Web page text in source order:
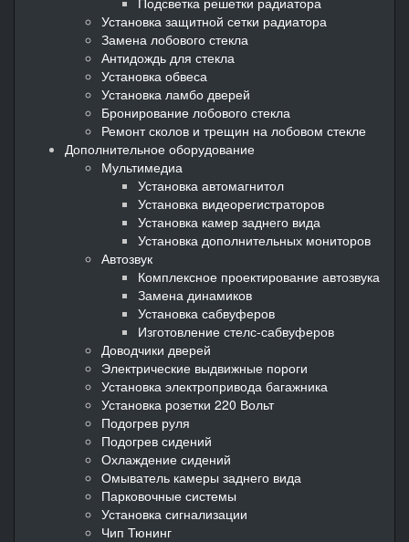
Установка защитной сетки радиатора
Замена лобового стекла
Антидождь для стекла
Установка обвеса
Установка ламбо дверей
Бронирование лобового стекла
Ремонт сколов и трещин на лобовом стекле
Дополнительное оборудование
Мультимедиа
Установка автомагнитол
Установка видеорегистраторов
Установка камер заднего вида
Установка дополнительных мониторов
Автозвук
Комплексное проектирование автозвука
Замена динамиков
Установка сабвуферов
Изготовление стелс-сабвуферов
Доводчики дверей
Электрические выдвижные пороги
Установка электропривода багажника
Установка розетки 220 Вольт
Подогрев руля
Подогрев сидений
Охлаждение сидений
Омыватель камеры заднего вида
Парковочные системы
Установка сигнализации
Чип Тюнинг